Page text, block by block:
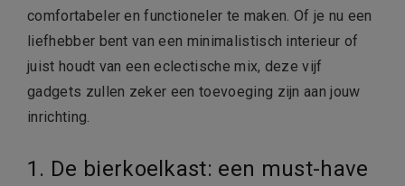
comfortabeler en functioneler te maken. Of je nu een
liefhebber bent van een minimalistisch interieur of
juist houdt van een eclectische mix, deze vijf
gadgets zullen zeker een toevoeging zijn aan jouw
inrichting.
1. De bierkoelkast: een must-have